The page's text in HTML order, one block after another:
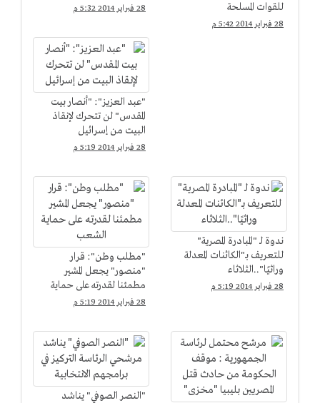
للقوات المسلحة
28 فبراير 2014 5:42 م
28 فبراير 2014 5:32 م
"عبد العزيز": "أنصار بيت
المقدس" لن تتحرك لإنقاذ
البيت من إسرائيل
28 فبراير 2014 5:19 م
ندوة لـ "المبادرة المصرية"
للتعريف بـ"الكائنات المعدلة
وراثيًا"..الثلاثاء
28 فبراير 2014 5:19 م
"مطلب وطن": قرار
"منصور" يجعل المشير
مطمئنا لقدرته على حماية
الشعب
28 فبراير 2014 5:19 م
"النصر الصوفي" يناشد